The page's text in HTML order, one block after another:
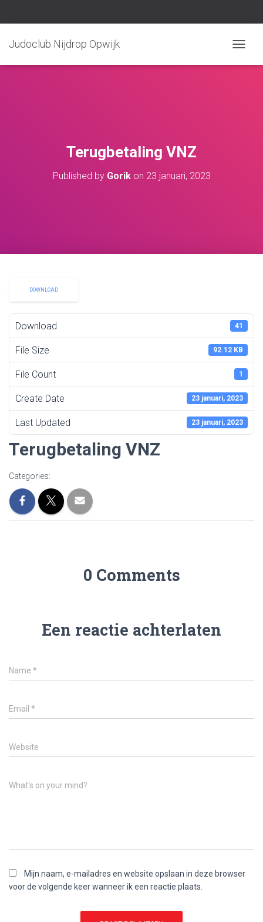
Judoclub Nijdrop Opwijk
Terugbetaling VNZ
Published by Gorikon 23 januari, 2023
DOWNLOAD
Download 41
File Size 92.12 KB
File Count 1
Create Date 23 januari, 2023
Last Updated 23 januari, 2023
Terugbetaling VNZ
Categories:
0 Comments
Een reactie achterlaten
Name *
Email *
Website
What's on your mind?
Mijn naam, e-mailadres en website opslaan in deze browser
voor de volgende keer wanneer ik een reactie plaats.